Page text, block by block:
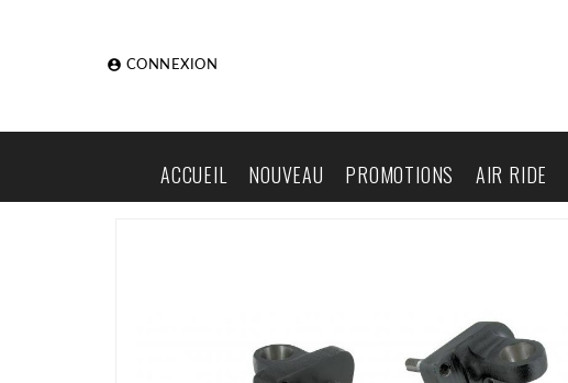
 CONNEXION
ACCUEIL NOUVEAU PROMOTIONS AIR RIDE